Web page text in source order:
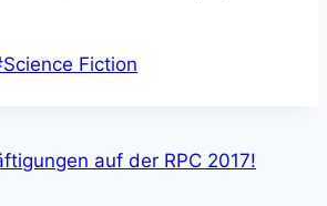
Science Fiction
auf der RPC 2017!